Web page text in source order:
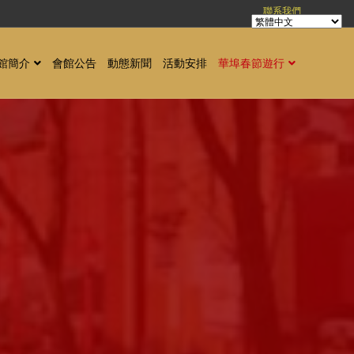
聯系我們
簡介 會館公告 動態新聞 活動安排 華埠春節遊行